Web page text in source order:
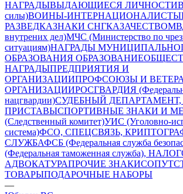
НАГРАДЫВЫДАЮЩИЕСЯ ЛИЧНОСТИ
силы)ВОИНЫ-ИНТЕРНАЦИОНАЛИСТЫ
РАЗВЕДКАЗНАКИ СНГКАЗАЧЕСТВО
внутрених дел)МЧС (Министерство по
ситуациям)НАГРАДЫ
ОБРАЗОВАНИЯ ОБРАЗОВАНИЕ
НАГРАДЫПРЕДПРИЯТИЯ И
ОРГАНИЗАЦИИПРОФСОЮЗЫ И
ОРГАНИЗАЦИИРОСГВАРДИЯ
нацгвардии)СУДЕБНЫЙ ДЕПАРТАМЕНТ,
ПРИСТАВЫСПОРТИВНЫЕ ЗНАКИ И
(Следственный комитет)УИС (Уголовно-
система)ФСО, СПЕЦСВЯЗЬ,
СЛУЖБАФСБ (Федеральная служба
(Федеральная таможенная служба),
АДВОКАТУРАПРОЧИЕ ЗНАКИ
ТОВАРЫПОДАРОЧНЫЕ НАБОРЫ
—